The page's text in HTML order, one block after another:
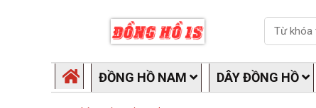
Search
ĐỒNG HỒ NAM DÂY ĐỒNG HỒ